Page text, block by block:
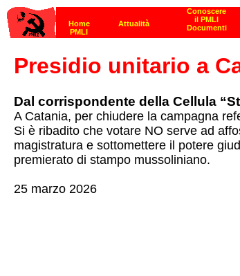
Presidio unitario a
Dal corrispondente della Cellula
A Catania, per chiudere la campagna
Si è ribadito che votare NO serve ad
magistratura e sottomettere il potere
premierato di stampo mussoliniano.
25 marzo 2026